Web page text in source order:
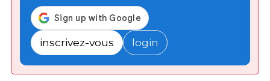
inscrivez-vous login